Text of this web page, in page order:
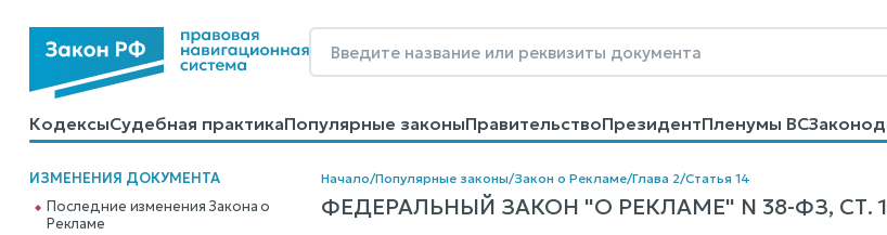
КодексыСудебная практикаПопулярные законыПравительствоПрезидентПленумы ВС
КалькуляторыСправочные материалыОбразцы договоровКонтактыПомощьПоиск
ИЗМЕНЕНИЯ ДОКУМЕНТА
Последние изменения Закона о
Рекламе
Начало/Популярные законы/Закон о Рекламе/Глава 2/Статья 14
ФЕДЕРАЛЬНЫЙ ЗАКОН "О РЕКЛАМЕ" N 38-ФЗ, СТ.